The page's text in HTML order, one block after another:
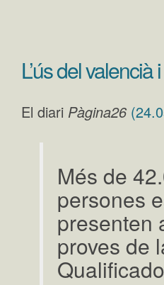
L’ús del valencià
El diari Pàgina26
Més de
persones
presenten
proves de